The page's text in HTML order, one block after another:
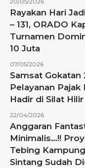
Rayakan Hari
– 131, ORADO
Turnamen
10 Juta
07/05/2026
Samsat Gokatan
Pelayanan Pajak
Hadir di Silat Hilir
22/04/2026
Anggaran
Minimalis…!!
Tebing
Sintang Sudah